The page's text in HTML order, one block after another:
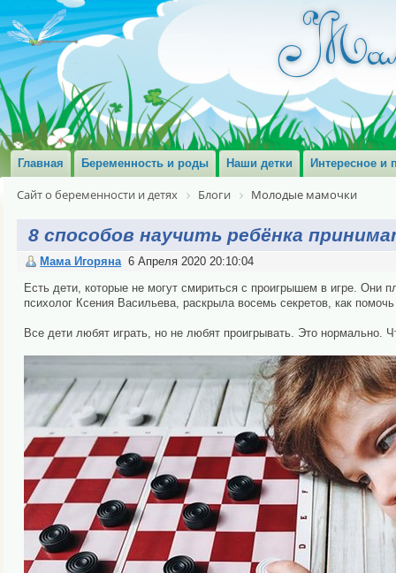
Главная Беременность и роды Наши детки Интересное и
Сайт о беременности и детях Блоги Молодые мамочки
8 способов научить ребёнка
Мама Игоряна 6 Апреля 2020 20:10:04
Есть дети, которые не могут смириться с проигрышем в игре. Они
психолог Ксения Васильева, раскрыла восемь секретов, как
Все дети любят играть, но не любят проигрывать. Это нормально.